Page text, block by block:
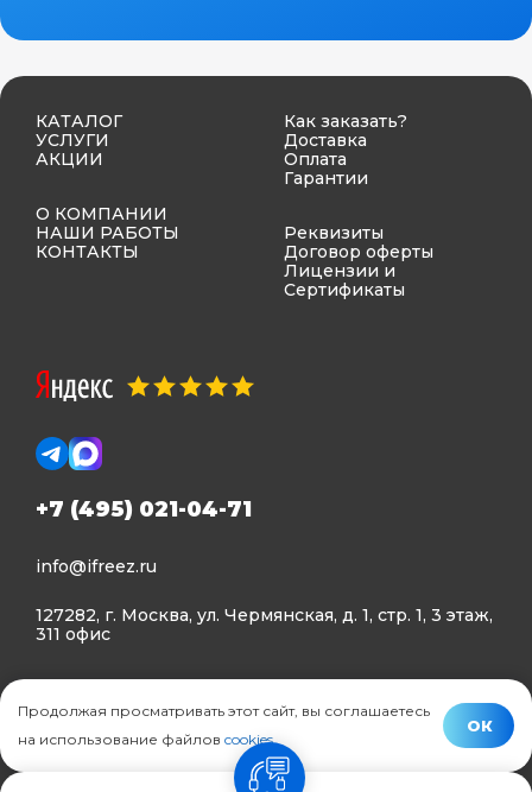
КАТАЛОГ
УСЛУГИ
АКЦИИ
О КОМПАНИИ
НАШИ РАБОТЫ
КОНТАКТЫ
Как заказать?
Доставка
Оплата
Гарантии
Реквизиты
Договор оферты
Лицензии и
Сертификаты
+7 (495) 021-04-71
info@ifreez.ru
127282, г. Москва, ул. Чермянская, д. 1, стр. 1, 3 этаж,
311 офис
Политика конфиденциальности
Политика использования Cookies
© Ifreez - продажа и установка климатической техники,
Продолжая просматривать этот сайт, вы соглашаетесь
на использование файлов cookies.
ОК